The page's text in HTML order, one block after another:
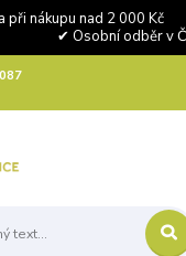
při nákupu nad 2 000
✔ Osobní odběr v